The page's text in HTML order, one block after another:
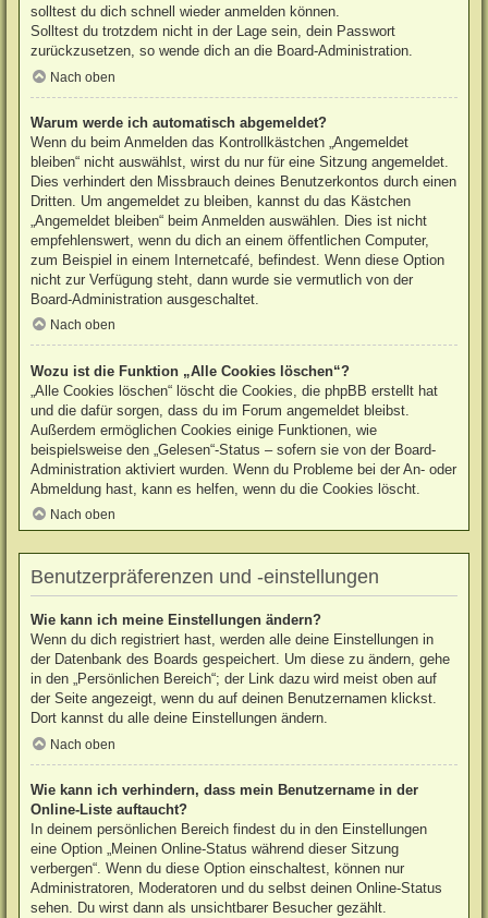
solltest du dich schnell wieder anmelden können.
Solltest du trotzdem nicht in der Lage sein, dein Passwort
zurückzusetzen, so wende dich an die Board-Administration.
Nach oben
Warum werde ich automatisch abgemeldet?
Wenn du beim Anmelden das Kontrollkästchen „Angemeldet
bleiben“ nicht auswählst, wirst du nur für eine Sitzung angemeldet.
Dies verhindert den Missbrauch deines Benutzerkontos durch einen
Dritten. Um angemeldet zu bleiben, kannst du das Kästchen
„Angemeldet bleiben“ beim Anmelden auswählen. Dies ist nicht
empfehlenswert, wenn du dich an einem öffentlichen Computer,
zum Beispiel in einem Internetcafé, befindest. Wenn diese Option
nicht zur Verfügung steht, dann wurde sie vermutlich von der
Board-Administration ausgeschaltet.
Nach oben
Wozu ist die Funktion „Alle Cookies löschen“?
„Alle Cookies löschen“ löscht die Cookies, die phpBB erstellt hat
und die dafür sorgen, dass du im Forum angemeldet bleibst.
Außerdem ermöglichen Cookies einige Funktionen, wie
beispielsweise den „Gelesen“-Status – sofern sie von der Board-
Administration aktiviert wurden. Wenn du Probleme bei der An- oder
Abmeldung hast, kann es helfen, wenn du die Cookies löscht.
Nach oben
Benutzerpräferenzen und -einstellungen
Wie kann ich meine Einstellungen ändern?
Wenn du dich registriert hast, werden alle deine Einstellungen in
der Datenbank des Boards gespeichert. Um diese zu ändern, gehe
in den „Persönlichen Bereich“; der Link dazu wird meist oben auf
der Seite angezeigt, wenn du auf deinen Benutzernamen klickst.
Dort kannst du alle deine Einstellungen ändern.
Nach oben
Wie kann ich verhindern, dass mein Benutzername in der
Online-Liste auftaucht?
In deinem persönlichen Bereich findest du in den Einstellungen
eine Option „Meinen Online-Status während dieser Sitzung
verbergen“. Wenn du diese Option einschaltest, können nur
Administratoren, Moderatoren und du selbst deinen Online-Status
sehen. Du wirst dann als unsichtbarer Besucher gezählt.